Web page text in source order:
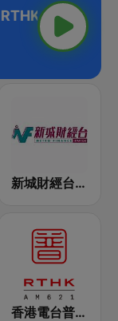
新城財經台 Metro Finance FM104
香港電台普通話台 RTHK Radio